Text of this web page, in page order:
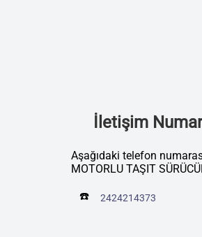
İletişim
Aşağıdaki telefon
MOTORLU TAŞIT
☎️ 2424214373